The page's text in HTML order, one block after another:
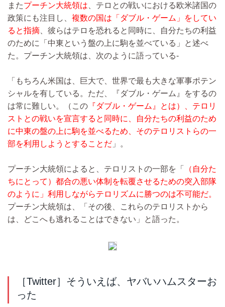
またプーチン大統領は 、テロとの戦いにおける欧米諸国の
政策にも注目し、 複数の国は「ダブル・ゲーム」をしてい
ると指摘 、彼らはテロを恐れると同時に、自分たちの利益
のために「中東という盤の上に駒を並べている」と述べ
た。プーチン大統領は、次のように語っている‐
「もちろん米国は、巨大で、世界で最も大きな軍事ポテン
シャルを有している。ただ、『ダブル・ゲーム』をするの
は常に難しい。（この 『ダブル・ゲーム』とは）、テロリ
ストとの戦いを宣言すると同時に、自分たちの利益のため
に中東の盤の上に駒を並べるため、そのテロリストらの一
部を利用しようとすることだ 」。
プーチン大統領によると、テロリストの一部を「
（自分た
ちにとって）都合の悪い体制を転覆させるための突入部隊
のように」利用しながらテロリズムに勝つのは不可能だ。
プーチン大統領は、「その後、これらのテロリストから
は、どこへも逃れることはできない」と語った。
［Twitter］そういえば、ヤバいハムスターお
った